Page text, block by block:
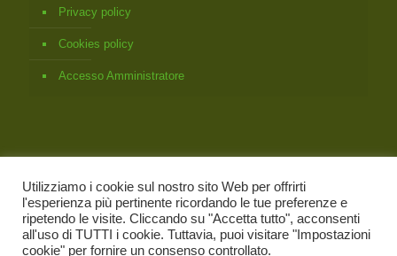
Privacy policy
Cookies policy
Accesso Amministratore
© 2026 Associazione Italiana Bach Foundation Registered
Utilizziamo i cookie sul nostro sito Web per offrirti
l'esperienza più pertinente ricordando le tue preferenze e
ripetendo le visite. Cliccando su "Accetta tutto", acconsenti
all'uso di TUTTI i cookie. Tuttavia, puoi visitare "Impostazioni
cookie" per fornire un consenso controllato.